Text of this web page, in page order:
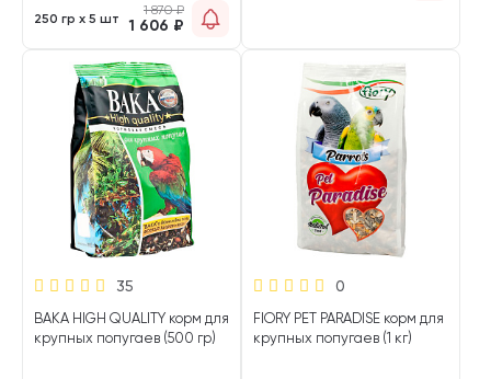
250 гр х 5 шт
1 870₽
1 606 ₽
35
ВАКА HIGH QUALITY корм для
крупных попугаев (500 гр)
0
FIORY PET PARADISE корм для
крупных попугаев (1 кг)